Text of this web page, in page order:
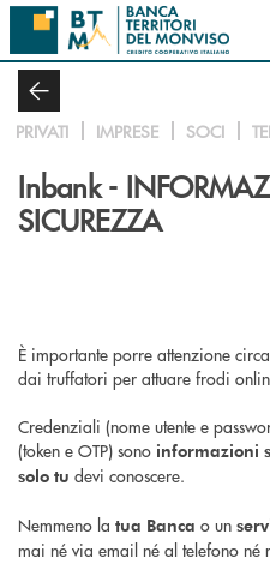
Salta al contenuto principale
PRIVATI IMPRESE SOCI
Inbank -
SICUREZZA
È importante porre attenzione
dai truffatori per attuare frodi
Credenziali (nome utente e
(token e OTP) sono informazioni
solo tu devi conoscere.
Nemmeno la tua Banca o un
mai né via email né al telefono né